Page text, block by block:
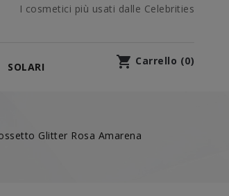
I cosmetici più usati dalle Celebrities
SOLARI shopping_cart Carrello (0)
Glitter Rosa Amarena